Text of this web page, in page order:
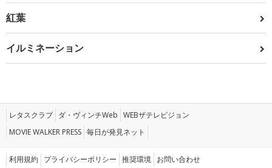
紅葉
イルミネーション
レタスクラブ ダ・ヴィンチWeb WEBザテレビジョン
MOVIE WALKER PRESS 毎日が発見ネット
利用規約 プライバシーポリシー 推奨環境 お問い合わせ